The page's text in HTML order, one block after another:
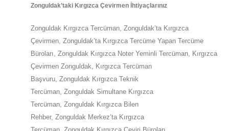
Zonguldak’taki Kırgızca Çevirmen İhtiyaçlarınız
Zonguldak Kırgızca Tercüman, Zonguldak’ta Kırgızca
Çevirmen, Zonguldak’ta Kırgızca Tercüme Yapan Tercüme
Büroları, Zonguldak Kırgızca Noter Yeminli Tercüman, Kırgızca
Çevirmen Zonguldak, Kırgızca Tercüman
Başvuru, Zonguldak Kırgızca Teknik
Tercüman, Zonguldak Simultane Kırgızca
Tercüman, Zonguldak Kırgızca Bilen
Rehber, Zonguldak Merkez’ta Kırgızca